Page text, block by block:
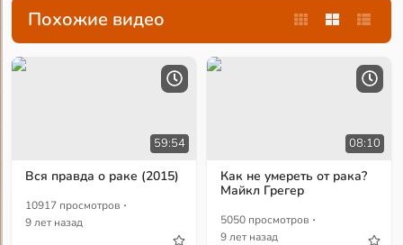
Похожие видео
59:54
Вся правда о раке (2015)
10917 просмотров ·
9 лет назад
08:10
Как не умереть от рака?
Майкл Грегер
5050 просмотров ·
9 лет назад